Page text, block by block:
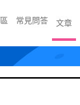
常見問答 文章